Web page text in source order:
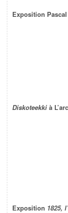
Exposition
Diskoteekki à
Exposition 1825,